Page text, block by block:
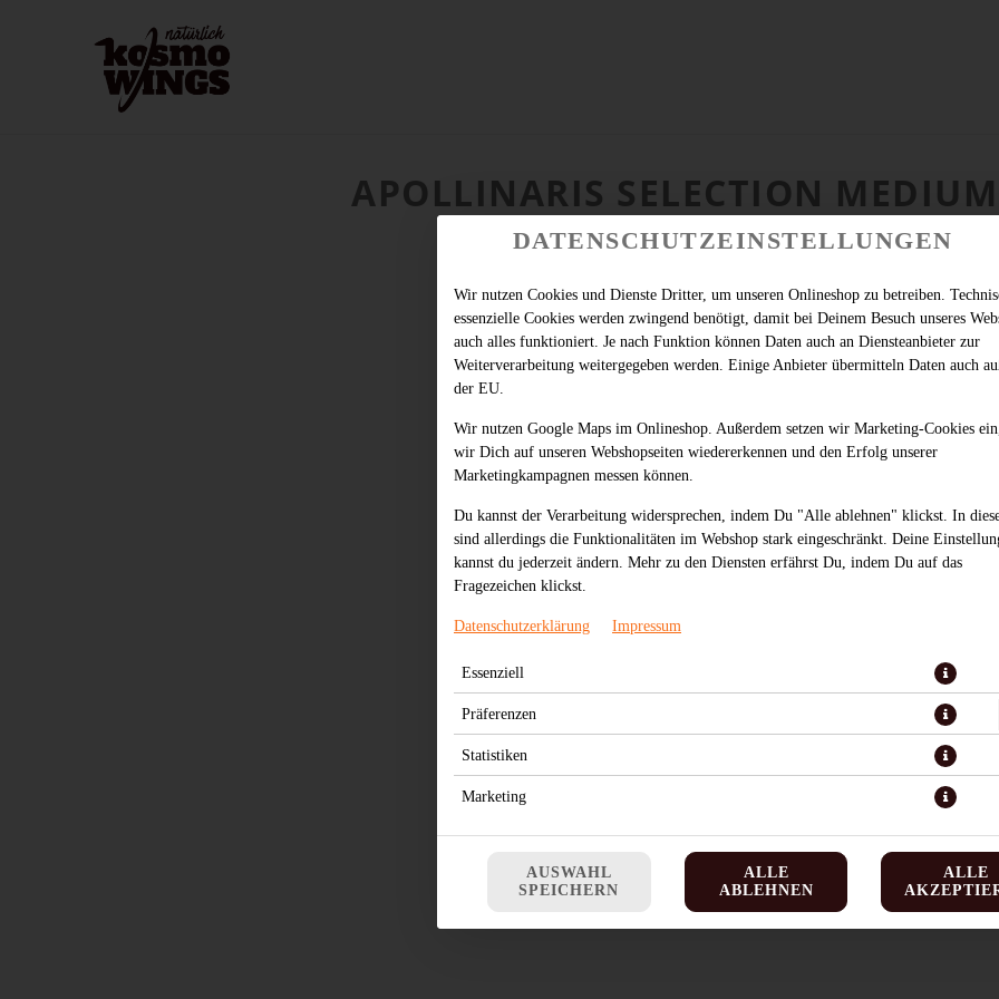
APOLLINARIS SELECTION
DATENSCHUTZEINSTELLUNGEN
Wir nutzen Cookies und Dienste Dritter, um unseren Onlineshop zu betreiben.
essenzielle Cookies werden zwingend benötigt, damit bei Deinem Besuch unseres
auch alles funktioniert. Je nach Funktion können Daten auch an Diensteanbieter zur
Weiterverarbeitung weitergegeben werden. Einige Anbieter übermitteln Daten auch
der EU.
Wir nutzen Google Maps im Onlineshop. Außerdem setzen wir Marketing-Cookies
wir Dich auf unseren Webshopseiten wiedererkennen und den Erfolg unserer
Marketingkampagnen messen können.
Du kannst der Verarbeitung widersprechen, indem Du "Alle ablehnen" klickst. In
sind allerdings die Funktionalitäten im Webshop stark eingeschränkt. Deine
kannst du jederzeit ändern. Mehr zu den Diensten erfährst Du, indem Du auf das
Fragezeichen klickst.
Datenschutzerklärung Impressum
Essenziell
Präferenzen
Statistiken
Marketing
AUSWAHL
SPEICHERN
ALLE
ABLEHNEN
ALLE